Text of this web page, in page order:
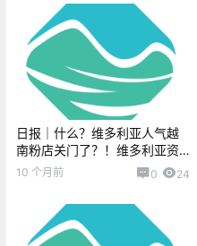
日报｜什么？维多利亚人气越
南粉店关门了？！维多利亚资
深电台主持人被控诱骗儿童
10 个月前 0 24